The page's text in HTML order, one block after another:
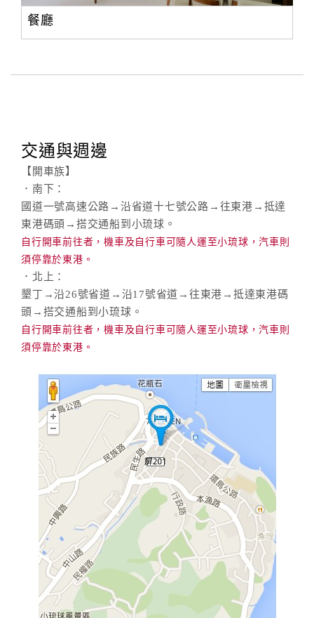
伴
傳
餐廳
交通與週邊
【開車族】
．南下：
國道一號高速公路→沿省道十七號公路→往東港→抵達
東港碼頭→搭交通船到小琉球。
自行開車前往者，機車及自行車可隨人運至小琉球，汽車則
須停靠於東港。
．北上：
墾丁→沿26號省道→沿17號省道→往東港→抵達東港碼
頭→搭交通船到小琉球。
自行開車前往者，機車及自行車可隨人運至小琉球，汽車則
須停靠於東港。